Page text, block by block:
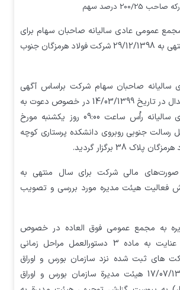
25 درصد سهم
عمومی عادی سالیانه صاحبان سهام برای
سال (دوره) مالی منتهی به 29/12/1398 شرکت فولاد هرمزگان جنوب
صاحبان سهام شرکت براساس آگهی
منتشره در سامانه کدال در تاریخ 14/03/1399 در خصوص دعوت به
مجمع عمومی عادی سالیانه راُس ساعت 09:00 روز یکشنبه مورخ
درمحل رسالت جنوبي روبروي دانشکده پرستاري کوچه
38 برگزار گردید.
مالی شرکت برای سال منتهی به
و گزارش فعالیت هیئت مدیره مورد بررسی و تصویب
به مجمع عمومی فوق العاده در خصوص
افزایش سرمایه: با عنایت به ماده 3 دستورالعمل مراحل زمانی
های ثبت شده نزد سازمان بورس و اوراق
بهادار (مصوب 17/07/1395 هیئت مدیرة سازمان بورس و اوراق